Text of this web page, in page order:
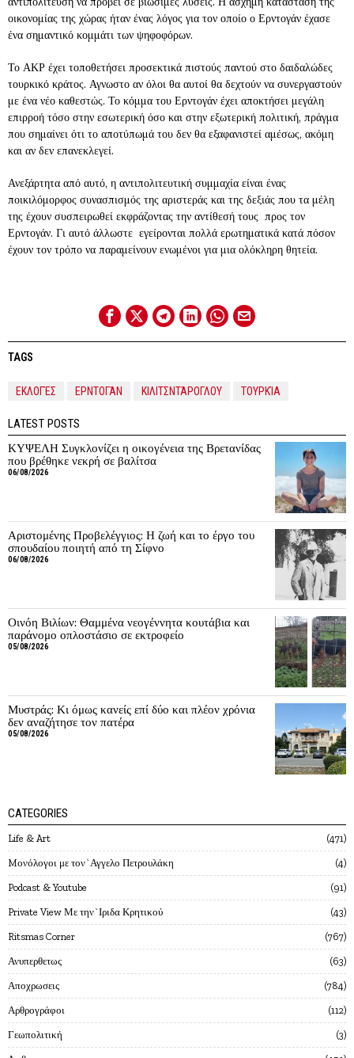
οικονομίας της χώρας ήταν ένας λόγος για τον οποίο ο Ερντογάν έχασε
ένα σημαντικό κομμάτι των ψηφοφόρων.
Το ΑΚΡ έχει τοποθετήσει προσεκτικά πιστούς παντού στο δαιδαλώδες
τουρκικό κράτος. Αγνωστο αν όλοι θα αυτοί θα δεχτούν να συνεργαστούν
με ένα νέο καθεστώς. Το κόμμα του Ερντογάν έχει αποκτήσει μεγάλη
επιρροή τόσο στην εσωτερική όσο και στην εξωτερική πολιτική, πράγμα
που σημαίνει ότι το αποτύπωμά του δεν θα εξαφανιστεί αμέσως, ακόμη
και αν δεν επανεκλεγεί.
Ανεξάρτητα από αυτό, η αντιπολιτευτική συμμαχία είναι ένας
ποικιλόμορφος συνασπισμός της αριστεράς και της δεξιάς που τα μέλη
της έχουν συσπειρωθεί εκφράζοντας την αντίθεσή τους προς τον
Ερντογάν. Γι αυτό άλλωστε εγείρονται πολλά ερωτηματικά κατά πόσον
έχουν τον τρόπο να παραμείνουν ενωμένοι για μια ολόκληρη θητεία.
TAGS
ΕΚΛΟΓΈΣ ΕΡΝΤΟΓΆΝ ΚΙΛΙΤΣΝΤΆΡΟΓΛΟΥ ΤΟΥΡΚΊΑ
LATEST POSTS
ΚΥΨΕΛΗ Συγκλονίζει η οικογένεια της Βρετανίδας
που βρέθηκε νεκρή σε βαλίτσα
06/08/2026
Αριστομένης Προβελέγγιος: Η ζωή και το έργο του
σπουδαίου ποιητή από τη Σίφνο
06/08/2026
Οινόη Βιλίων: Θαμμένα νεογέννητα κουτάβια και
παράνομο οπλοστάσιο σε εκτροφείο
05/08/2026
Μυστράς: Κι όμως κανείς επί δύο και πλέον χρόνια
δεν αναζήτησε τον πατέρα
05/08/2026
CATEGORIES
Life & Art 471
Mονόλογοι με τον`Αγγελο Πετρουλάκη 4
Podcast & Youtube 91
Private View Με την`Ιριδα Κρητικού 43
Ritsmas Corner 767
Ανυπερθετως 63
Αποχρωσεις 784
Αρθρογράφοι 112
Γεωπολιτική 3